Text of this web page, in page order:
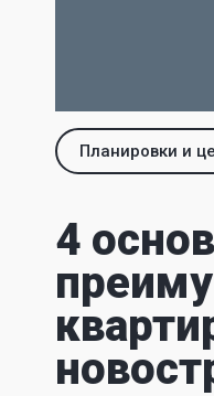
Планировки и
4